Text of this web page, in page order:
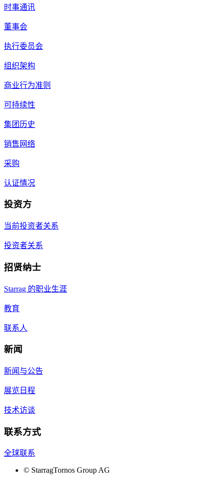
时事通讯
董事会
执行委员会
组织架构
商业行为准则
可持续性
集团历史
销售网络
采购
认证情况
投资方
当前投资者关系
投资者关系
招贤纳士
Starrag 的职业生涯
教育
联系人
新闻
新闻与公告
展览日程
技术访谈
联系方式
全球联系
© StarragTornos Group AG